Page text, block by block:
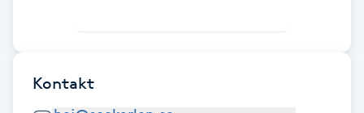
Fransförlängning Volym
Kontakt